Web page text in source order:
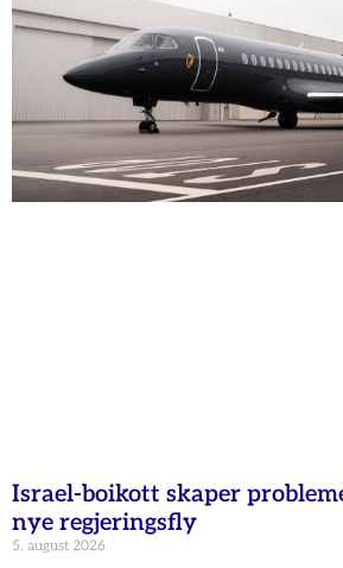
Israel-boikott skaper
nye regjeringsfly
5. august 2026